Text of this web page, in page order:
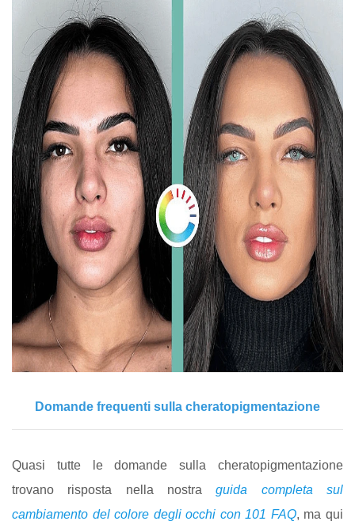
Domande frequenti sulla cheratopigmentazione
Quasi tutte le domande sulla cheratopigmentazione
trovano risposta nella nostraguida completa sul
cambiamento del colore degli occhi con 101 FAQ, ma qui